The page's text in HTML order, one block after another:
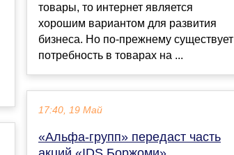
товары, то интернет является
хорошим вариантом для развития
бизнеса. Но по-прежнему существует
потребность в товарах на ...
17:40, 19 Май
«Альфа-групп» передаст часть